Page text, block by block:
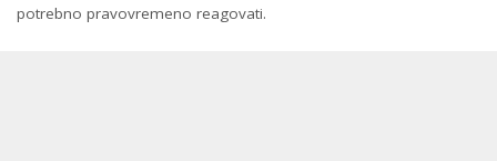
potrebno pravovremeno reagovati.